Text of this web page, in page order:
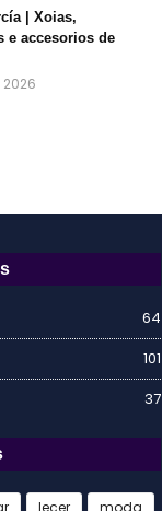
| Xoias,
e accesorios de
2026
64
101
37
lecer moda